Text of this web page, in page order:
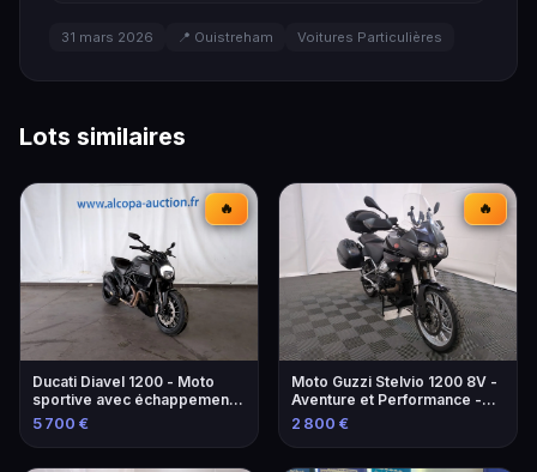
31 mars 2026 📍 Ouistreham Voitures Particulières
Lots similaires
🔥
Ducati Diavel 1200 - Moto
sportive avec échappement
modifié
5 700 €
🔥
Moto Guzzi Stelvio 1200 8V -
Aventure et Performance -
2013
2 800 €